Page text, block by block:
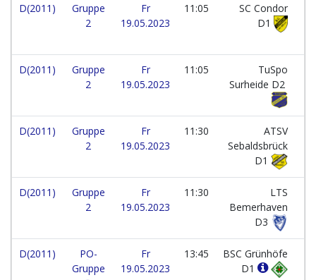
D(2011)
Gruppe
2
Fr
19.05.2023
11:05
SC Condor
D1
D(2011)
Gruppe
2
Fr
19.05.2023
11:05
TuSpo
Surheide D2
D(2011)
Gruppe
2
Fr
19.05.2023
11:30
ATSV
Sebaldsbrück
D1
D(2011)
Gruppe
2
Fr
19.05.2023
11:30
LTS
Bemerhaven
D3
D(2011)
PO-
Gruppe
Fr
19.05.2023
13:45
BSC Grünhöfe
D1